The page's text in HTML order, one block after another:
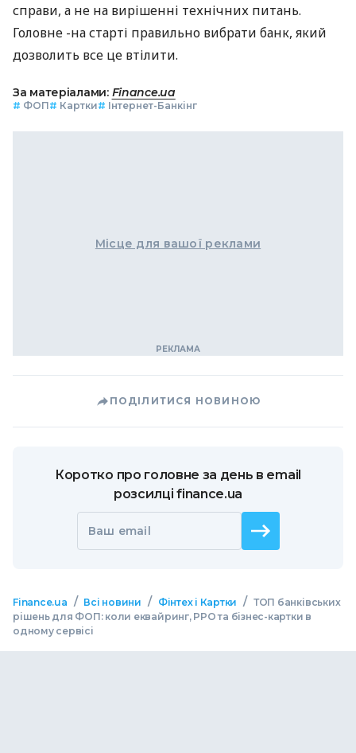
справи, а не на вирішенні технічних питань.
Головне -на старті правильно вибрати банк, який
дозволить все це втілити.
За матеріалами: Finance.ua
# ФОП# Картки# Інтернет-Банкінг
Місце для вашої реклами
ПОДІЛИТИСЯ НОВИНОЮ
Коротко про головне за день в email
розсилці finance.ua
Ваш email
Finance.ua / Всі новини / Фінтех і Картки / ТОП банківських
рішень для ФОП: коли еквайринг, РРО та бізнес-картки в
одному сервісі